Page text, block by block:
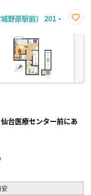
野原駅前） 201・
に入
台医療センター前にあ
安